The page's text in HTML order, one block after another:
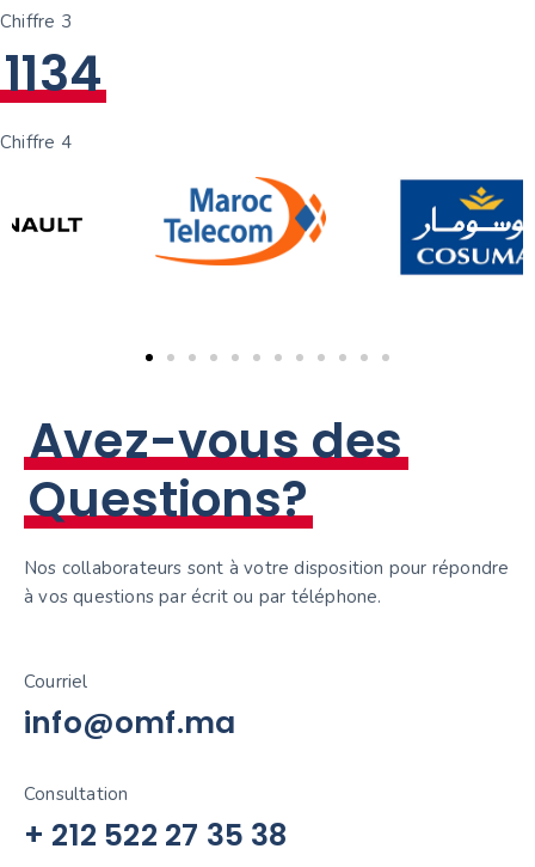
Chiffre 3
1134
Chiffre 4
Avez-vous des
Questions?
Nos collaborateurs sont à votre disposition pour répondre
à vos questions par écrit ou par téléphone.
Courriel
info@omf.ma
Consultation
+ 212 522 27 35 38